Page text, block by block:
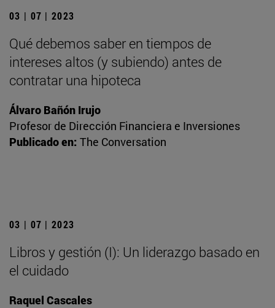
03 | 07 | 2023
Qué debemos saber en tiempos de
intereses altos (y subiendo) antes de
contratar una hipoteca
Álvaro Bañón Irujo
Profesor de Dirección Financiera e Inversiones
Publicado en: The Conversation
03 | 07 | 2023
Libros y gestión (I): Un liderazgo basado en
el cuidado
Raquel Cascales